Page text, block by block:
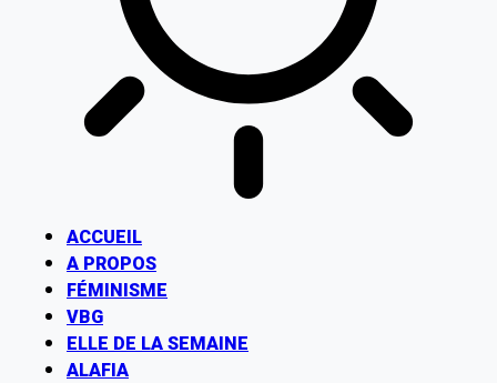
ACCUEIL
A PROPOS
FÉMINISME
VBG
ELLE DE LA SEMAINE
ALAFIA